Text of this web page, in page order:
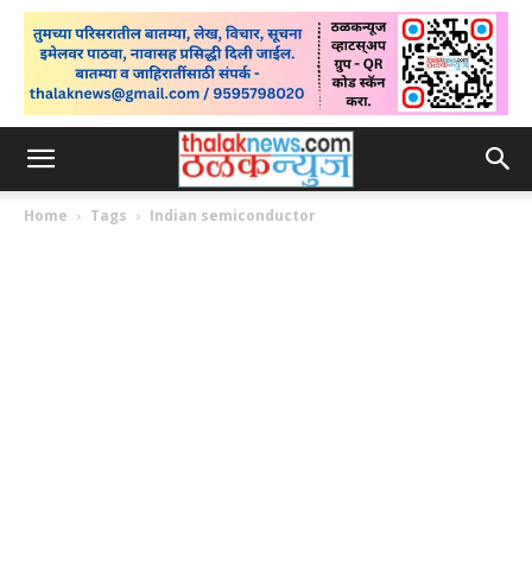
Home Tags Indian semiconductor